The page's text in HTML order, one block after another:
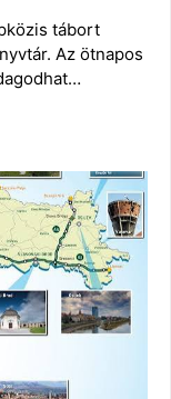
tábort
Az ötnapos